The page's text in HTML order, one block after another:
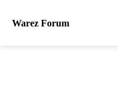
Warez Forum